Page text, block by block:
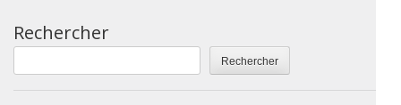
Rechercher
Rechercher